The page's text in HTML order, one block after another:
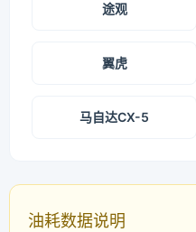
途观
翼虎
马自达CX-5
油耗数据说明